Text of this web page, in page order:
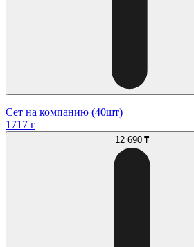
Сет на компанию (40шт)
1717 г
12 690 ₸